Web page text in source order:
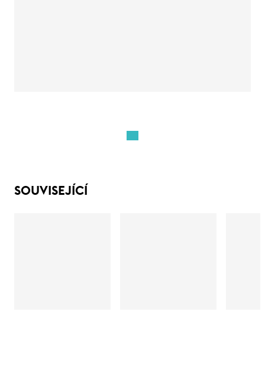
SOUVISEJÍCÍ